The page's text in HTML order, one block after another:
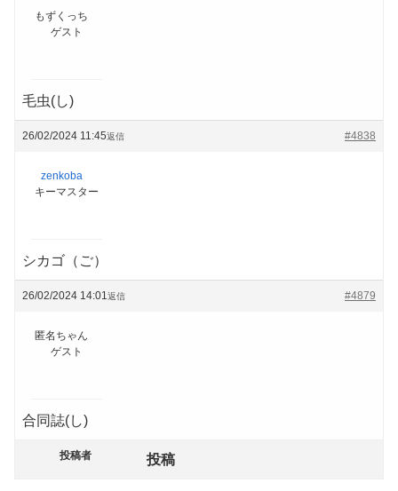
もずくっち
ゲスト
毛虫(し)
26/02/2024 11:45 #4838
返信
zenkoba
キーマスター
シカゴ（ご）
26/02/2024 14:01 #4879
返信
匿名ちゃん
ゲスト
合同誌(し)
投稿者 投稿